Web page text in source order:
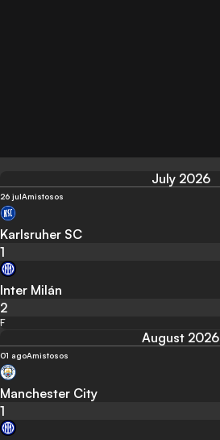
July 2026
26 julAmistosos
Karlsruher SC
1
Inter Milán
2
F
August 2026
01 agoAmistosos
Manchester City
1